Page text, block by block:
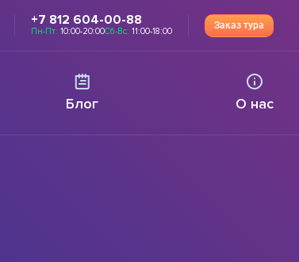
+7 812 604-00-88
Пн-Пт: 10:00-20:00Сб-Вс: 11:00-18:00
Заказ тура
Блог О нас